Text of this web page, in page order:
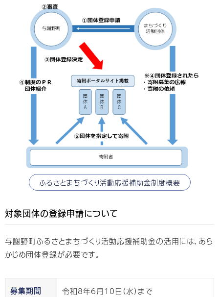
ふるさとまちづくり活動応援補助金制度概要
対象団体の登録申請について
与謝野町ふるさとまちづくり活動応援補助金の活用には、あら
かじめ団体登録が必要です。
募集期間 令和8年6月10日（水）まで